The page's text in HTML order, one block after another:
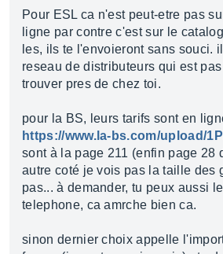
Pour ESL ca n'est peut-etre pas
ligne par contre c'est sur le
les, ils te l'envoieront sans souci.
reseau de distributeurs qui est
trouver pres de chez toi.
pour la BS, leurs tarifs sont en
https://www.la-bs.com/upload/
sont à la page 211 (enfin page 28
autre coté je vois pas la taille des
pas... à demander, tu peux aussi
telephone, ca amrche bien ca.
sinon dernier choix appelle